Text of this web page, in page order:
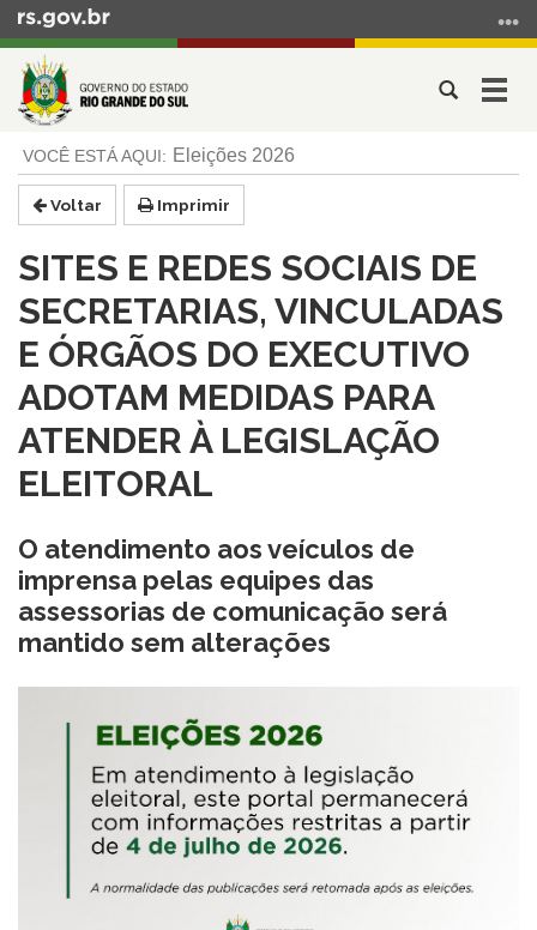
para
conteúdo
para
menu
para
busca
Abrir
do
conteúdo
Eleições 2026
Voltar Imprimir
SITES E REDES SOCIAIS DE
SECRETARIAS, VINCULADAS
E ÓRGÃOS DO EXECUTIVO
ADOTAM MEDIDAS PARA
ATENDER À LEGISLAÇÃO
ELEITORAL
O atendimento aos veículos de
imprensa pelas equipes das
assessorias de comunicação será
mantido sem alterações